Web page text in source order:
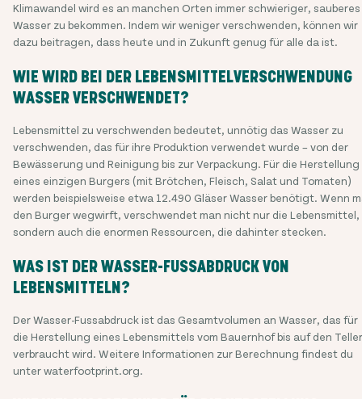
Klimawandel wird es an manchen Orten immer schwieriger, sauberes
Wasser zu bekommen. Indem wir weniger verschwenden, können wir
dazu beitragen, dass heute und in Zukunft genug für alle da ist.
WIE WIRD BEI DER LEBENSMITTELVERSCHWENDUNG
WASSER VERSCHWENDET?
Lebensmittel zu verschwenden bedeutet, unnötig das Wasser zu
verschwenden, das für ihre Produktion verwendet wurde – von der
Bewässerung und Reinigung bis zur Verpackung. Für die Herstellung
eines einzigen Burgers (mit Brötchen, Fleisch, Salat und Tomaten)
werden beispielsweise etwa 12.490 Gläser Wasser benötigt. Wenn
den Burger wegwirft, verschwendet man nicht nur die Lebensmittel,
sondern auch die enormen Ressourcen, die dahinter stecken.
WAS IST DER WASSER-FUSSABDRUCK VON
LEBENSMITTELN?
Der Wasser-Fussabdruck ist das Gesamtvolumen an Wasser, das für
die Herstellung eines Lebensmittels vom Bauernhof bis auf den Teller
verbraucht wird. Weitere Informationen zur Berechnung findest du
unter waterfootprint.org.